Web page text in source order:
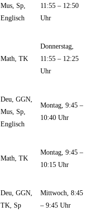
Mus, Sp,
Englisch
11:55 – 12:50
Uhr
Math, TK
Donnerstag,
11:55 – 12:25
Uhr
Deu, GGN,
Mus, Sp,
Englisch
Montag, 9:45 –
10:40 Uhr
Math, TK
Montag, 9:45 –
10:15 Uhr
Deu, GGN,
TK, Sp
Mittwoch, 8:45
– 9:45 Uhr